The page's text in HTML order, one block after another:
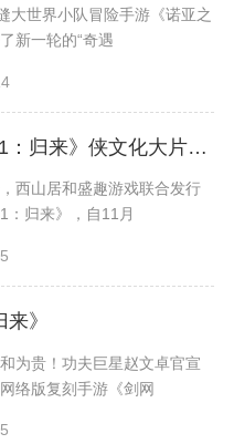
大世界小队冒险手游《诺亚之
新一轮的“奇遇
赵文卓的剑侠江湖：《剑网1：归来》侠文化大片今日上线
西山居和盛趣游戏联合发行
：归来》，自11月
》
为贵！功夫巨星赵文卓官宣
络版复刻手游《剑网